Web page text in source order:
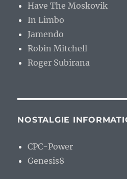
Have The Moskovik
In Limbo
Jamendo
Robin Mitchell
Roger Subirana
NOSTALGIE
CPC-Power
Genesis8